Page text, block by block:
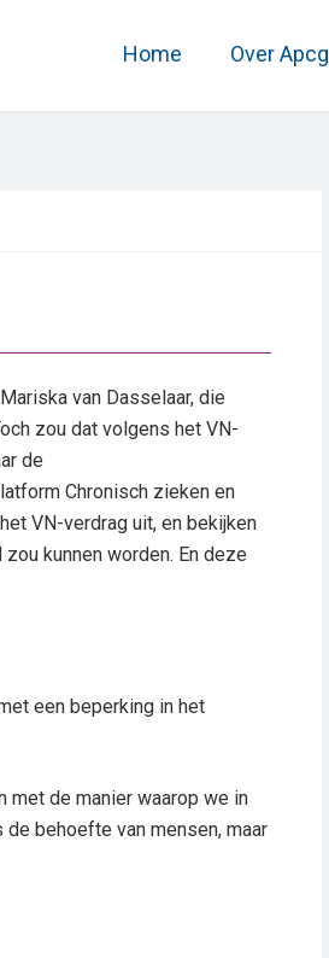
Home Over Apcg
van Dasselaar, die
zou dat volgens het VN-
de
Chronisch zieken en
VN-verdrag uit, en bekijken
kunnen worden. En deze
een beperking in het
met de manier waarop we in
behoefte van mensen, maar